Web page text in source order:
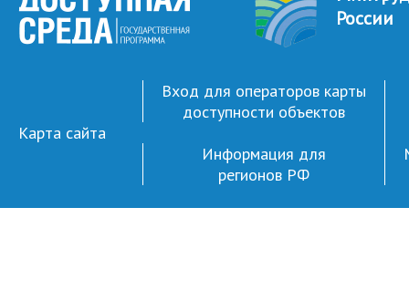
России
Карта сайта
Вход для операторов карты
доступности объектов
Информация для
регионов РФ